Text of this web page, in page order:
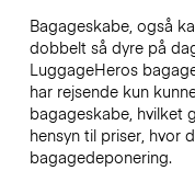
Bagageskabe, også
dobbelt så dyre på
LuggageHeros
har rejsende kun
bagageskabe, hvilket
hensyn til priser, hvor
bagagedeponering.